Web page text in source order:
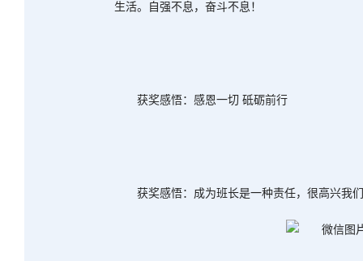
生活。自强不息，奋斗不息！
获奖感悟：感恩一切 砥砺前行
获奖感悟：成为班长是一种责任，很高兴我